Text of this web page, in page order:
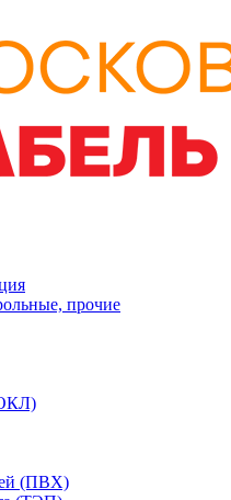
прочие
(ПВХ)